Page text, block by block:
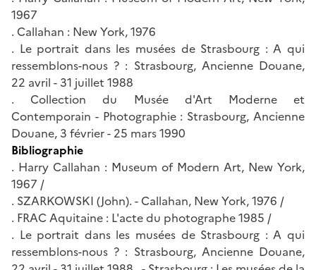
1967
. Callahan : New York, 1976
. Le portrait dans les musées de Strasbourg : A qui
ressemblons-nous ? : Strasbourg, Ancienne Douane,
22 avril - 31 juillet 1988
. Collection du Musée d'Art Moderne et
Contemporain - Photographie : Strasbourg, Ancienne
Douane, 3 février - 25 mars 1990
Bibliographie
. Harry Callahan : Museum of Modern Art, New York,
1967 /
. SZARKOWSKI (John). - Callahan, New York, 1976 /
. FRAC Aquitaine : L'acte du photographe 1985 /
. Le portrait dans les musées de Strasbourg : A qui
ressemblons-nous ? : Strasbourg, Ancienne Douane,